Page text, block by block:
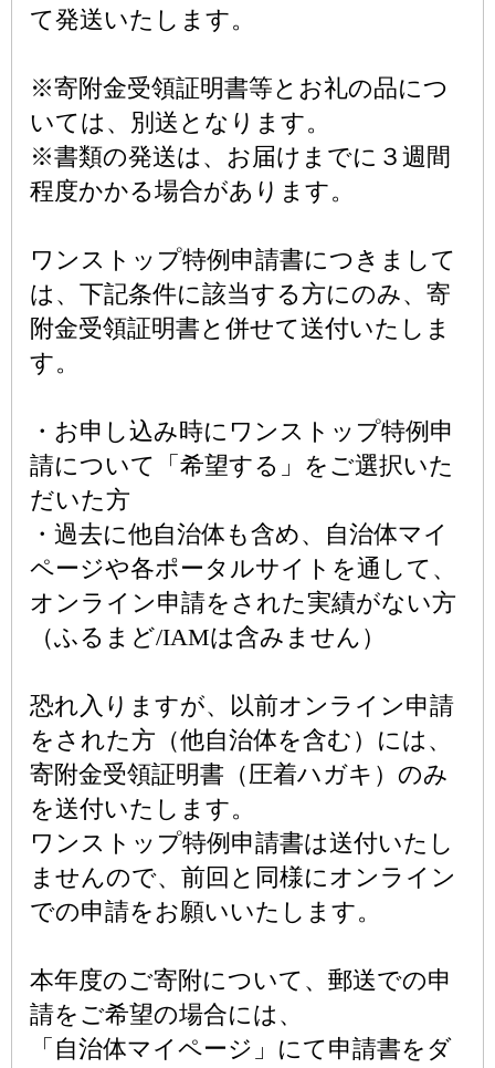
て発送いたします。
※寄附金受領証明書等とお礼の品につ
いては、別送となります。
※書類の発送は、お届けまでに３週間
程度かかる場合があります。
ワンストップ特例申請書につきまして
は、下記条件に該当する方にのみ、寄
附金受領証明書と併せて送付いたしま
す。
・お申し込み時にワンストップ特例申
請について「希望する」をご選択いた
だいた方
・過去に他自治体も含め、自治体マイ
ページや各ポータルサイトを通して、
オンライン申請をされた実績がない方
（ふるまど/IAMは含みません）
恐れ入りますが、以前オンライン申請
をされた方（他自治体を含む）には、
寄附金受領証明書（圧着ハガキ）のみ
を送付いたします。
ワンストップ特例申請書は送付いたし
ませんので、前回と同様にオンライン
での申請をお願いいたします。
本年度のご寄附について、郵送での申
請をご希望の場合には、
「自治体マイページ」にて申請書をダ